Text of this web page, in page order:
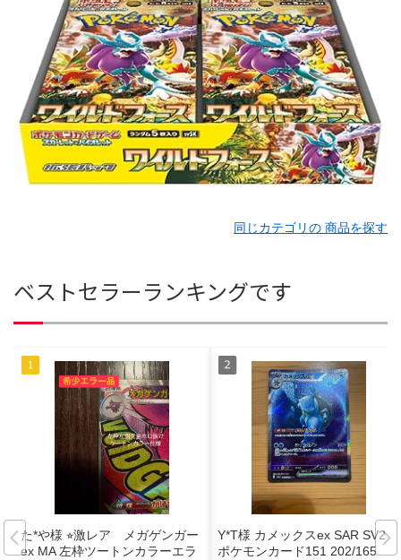
同じカテゴリの 商品を探す
ベストセラーランキングです
た*や様 ⭐︎激レア メガゲンガー
ex MA 左枠ツートンカラーエラ
Y*T様 カメックスex SAR SV2a
ポケモンカード151 202/165